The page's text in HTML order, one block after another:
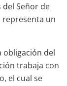
Señor de
representa un
obligación del
trabaja con
el cual se